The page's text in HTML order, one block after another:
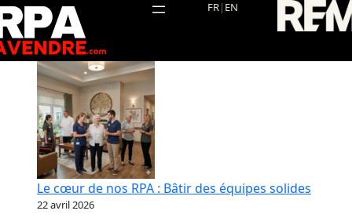
Aller
au
contenu
FR| EN
Le cœur de nos RPA : Bâtir des équipes solides
22 avril 2026